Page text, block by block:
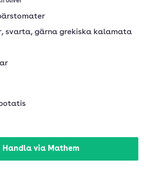
, svarta, gärna grekiska kalamata
Handla via Mathem